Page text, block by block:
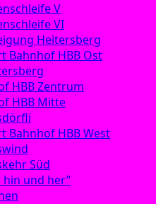
V
VI
Heitersberg
Bahnhof HBB Ost
HBB Zentrum
HBB Mitte
Bahnhof HBB West
Süd
hin und her”